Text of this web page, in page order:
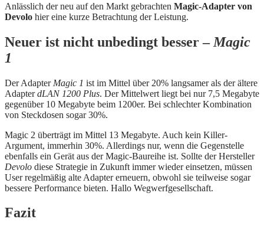
Anlässlich der neu auf den Markt gebrachten Magic-Adapter von
Devolo hier eine kurze Betrachtung der Leistung.
Neuer ist nicht unbedingt besser – Magic
1
Der Adapter Magic 1 ist im Mittel über 20% langsamer als der ältere
AdapterdLAN 1200 Plus. Der Mittelwert liegt bei nur 7,5 Megabyte
gegenüber 10 Megabyte beim 1200er. Bei schlechter Kombination
von Steckdosen sogar 30%.
Magic 2 überträgt im Mittel 13 Megabyte. Auch kein Killer-
Argument, immerhin 30%. Allerdings nur, wenn die Gegenstelle
ebenfalls ein Gerät aus der Magic-Baureihe ist. Sollte der Hersteller
Devolo diese Strategie in Zukunft immer wieder einsetzen, müssen
User regelmäßig alte Adapter erneuern, obwohl sie teilweise sogar
bessere Performance bieten. Hallo Wegwerfgesellschaft.
Fazit